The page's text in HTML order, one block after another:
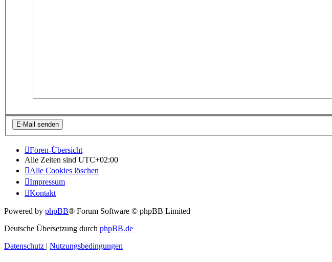
Foren-Übersicht
Alle Zeiten sind UTC+02:00
Alle Cookies löschen
Impressum
Kontakt
Powered by phpBB® Forum Software © phpBB Limited
Deutsche Übersetzung durch phpBB.de
Datenschutz
Nutzungsbedingungen